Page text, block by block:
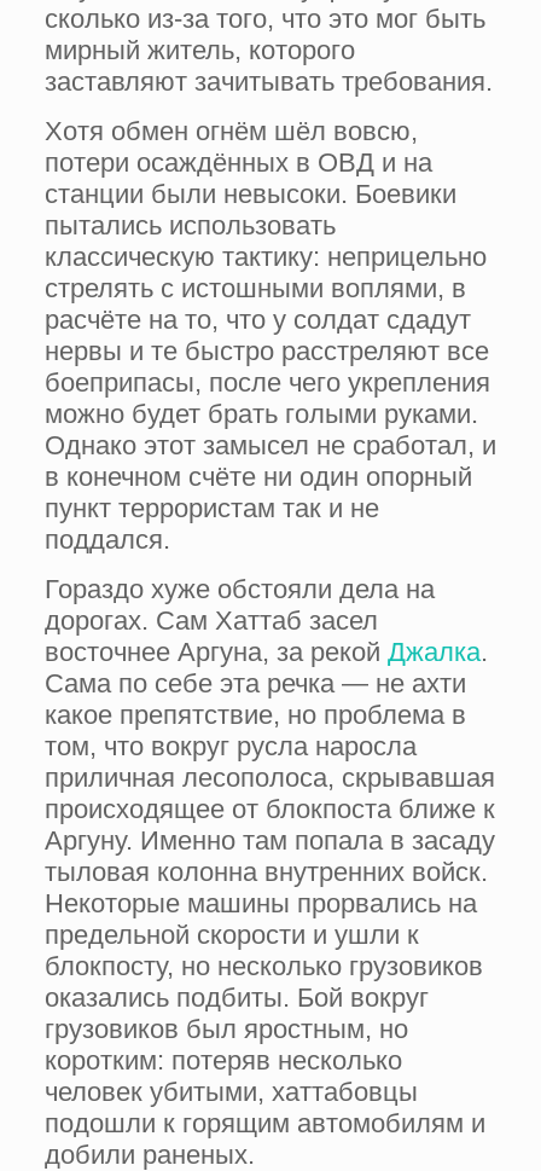
сколько из-за того, что это мог быть
мирный житель, которого
заставляют зачитывать требования.
Хотя обмен огнём шёл вовсю,
потери осаждённых в ОВД и на
станции были невысоки. Боевики
пытались использовать
классическую тактику: неприцельно
стрелять с истошными воплями, в
расчёте на то, что у солдат сдадут
нервы и те быстро расстреляют все
боеприпасы, после чего укрепления
можно будет брать голыми руками.
Однако этот замысел не сработал, и
в конечном счёте ни один опорный
пункт террористам так и не
поддался.
Гораздо хуже обстояли дела на
дорогах. Сам Хаттаб засел
восточнее Аргуна, за рекой Джалка.
Сама по себе эта речка — не ахти
какое препятствие, но проблема в
том, что вокруг русла наросла
приличная лесополоса, скрывавшая
происходящее от блокпоста ближе к
Аргуну. Именно там попала в засаду
тыловая колонна внутренних войск.
Некоторые машины прорвались на
предельной скорости и ушли к
блокпосту, но несколько грузовиков
оказались подбиты. Бой вокруг
грузовиков был яростным, но
коротким: потеряв несколько
человек убитыми, хаттабовцы
подошли к горящим автомобилям и
добили раненых.